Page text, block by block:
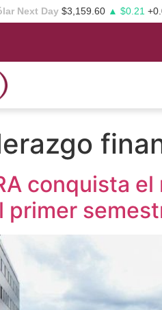
Next Day $3,159.60 ▲ $0.21
conquista
primer